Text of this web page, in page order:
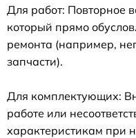
Для работ: Повторное
который прямо
ремонта (например,
запчасти).
Для комплектующих:
работе или
характеристикам при